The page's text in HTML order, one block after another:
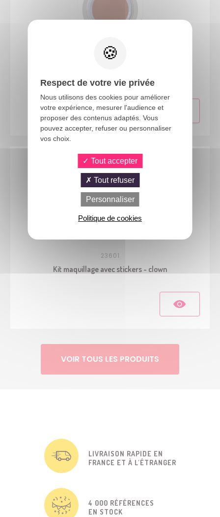
23601
Kit maquillage avec stickers - clown
VOIR TOUS LES PRODUITS
LIVRAISON RAPIDE EN
FRANCE ET À L'ÉTRANGER
4 000 RÉFÉRENCES
EN STOCK
Respect de votre vie privée
Nous utilisons des cookies pour améliorer
votre expérience, mesurer l'audience et
proposer des contenus adaptés. Vous
pouvez accepter, refuser ou personnaliser
vos choix.
Tout accepter
Tout refuser
Personnaliser
Politique de cookies